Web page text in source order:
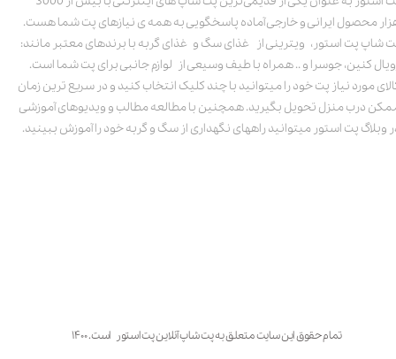
محصول ایرانی و خارجی آماده پاسخگویی به همه ی نیازهای پت شما هست.
شاپ پت استور، ویترینی از غذای سگ و غذای گربه با برندهای معتبر مانند:
کنین، جوسرا و .. همراه با طیف وسیعی از لوازم جانبی برای پت شما است.
مورد نیاز پت خود را میتوانید با چند کلیک انتخاب کنید و در سریع ترین زمان
درب منزل تحویل بگیرید. همچنین با مطالعه مطالب و ویدیوهای آموزشی
وبلاگ پت استور میتوانید راههای نگهداری از سگ و گربه خود را آموزش ببینید.
تمام حقوق این سایت متعلق به پت شاپ آنلاین پت استور است. ۱۴۰۰